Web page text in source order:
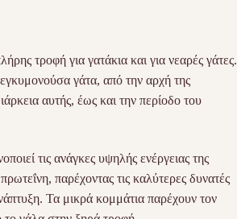
τροφή για γατάκια και για νεαρές γάτες.
γάτα, από την αρχή της
αυτής, έως και την περίοδο του
τις ανάγκες υψηλής ενέργειας της
παρέχοντας τις καλύτερες δυνατές
Τα μικρά κομμάτια παρέχουν τον